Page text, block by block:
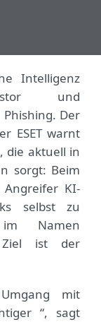
Intelligenz
und
Der
ESET warnt
die aktuell in
sorgt: Beim
Angreifer KI-
selbst zu
Namen
Ziel ist der
mit
“, sagt